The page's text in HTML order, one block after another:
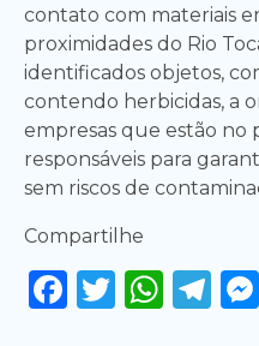
contato com materiais
proximidades do Rio
identificados objetos,
contendo herbicidas, a
empresas que estão no
responsáveis para
sem riscos de
Compartilhe
Facebook
Twitter